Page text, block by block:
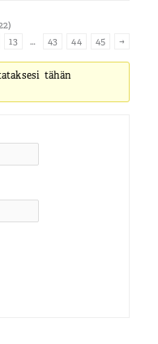
13 … 43 44 45 →
tähän